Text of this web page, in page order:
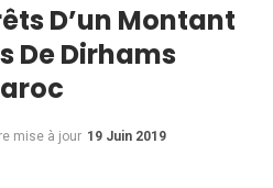
D’un Montant
De Dirhams
mise à jour 19 Juin 2019